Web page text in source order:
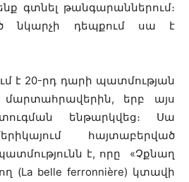
գտնել թանգարաններում։
նկարչի դեպքում սա է
է 20-րդ դարի պատմության
երբ այս
ենթարկվեց։ Սա
հայտաբերված
է, որը «Չքնաղ
(La belle ferronnière) կտավի